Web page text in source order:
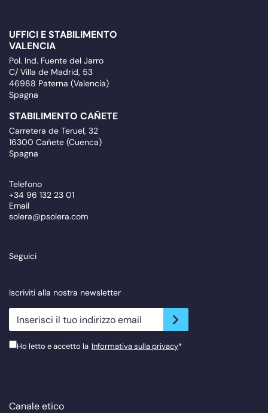
UFFICI E STABILIMENTO
VALENCIA
Pol. Ind. Fuente del Jarro
C/ Villa de Madrid, 53
46988 Paterna (Valencia)
Spagna
STABILIMENTO CAÑETE
Carretera de Teruel, 32
16300 Cañete (Cuenca)
Spagna
Telefono
+34 96 132 23 01
Email
solera@psolera.com
Seguici
Iscriviti alla nostra newsletter
newsletter.suscribe
Ho letto e accetto la Informativa sulla privacy*
Canale etico